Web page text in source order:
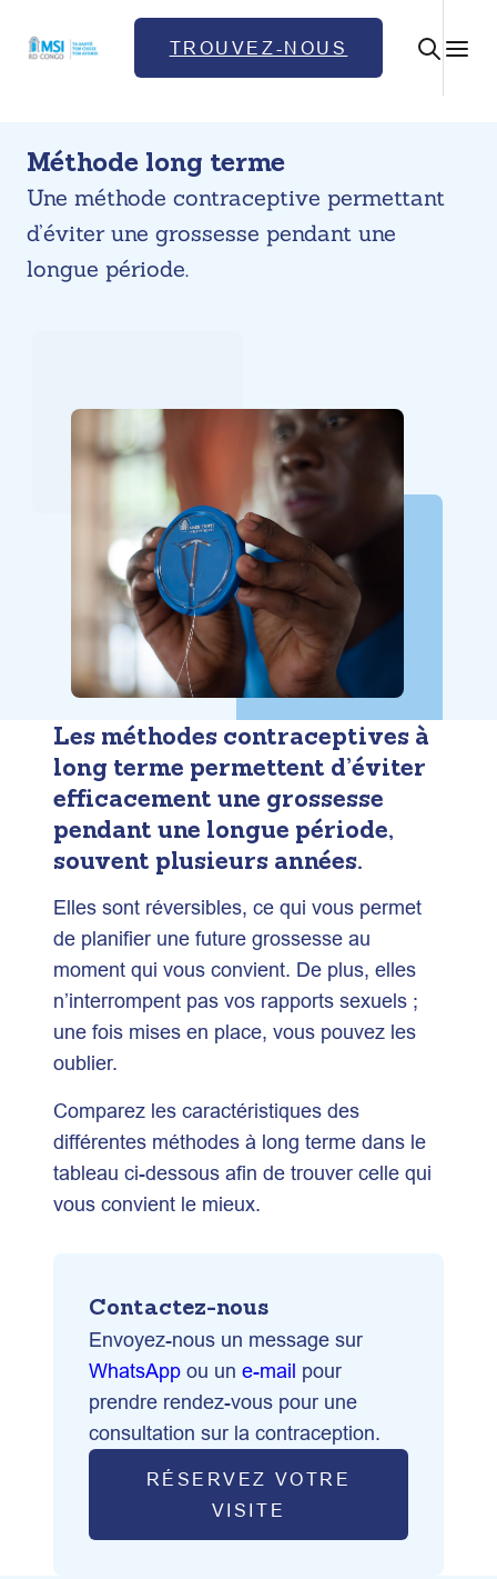
TROUVEZ-NOUS
Méthode long terme
Une méthode contraceptive permettant
d’éviter une grossesse pendant une
longue période.
Les méthodes contraceptives à
long terme permettent d’éviter
efficacement une grossesse
pendant une longue période,
souvent plusieurs années.
Elles sont réversibles, ce qui vous permet
de planifier une future grossesse au
moment qui vous convient. De plus, elles
n’interrompent pas vos rapports sexuels ;
une fois mises en place, vous pouvez les
oublier.
Comparez les caractéristiques des
différentes méthodes à long terme dans le
tableau ci-dessous afin de trouver celle qui
vous convient le mieux.
Contactez-nous
Envoyez-nous un message sur
WhatsApp ou un e-mail pour
prendre rendez-vous pour une
consultation sur la contraception.
RÉSERVEZ VOTRE
VISITE